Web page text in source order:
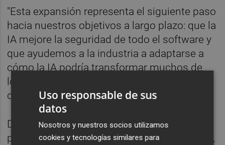
"Esta expansión representa el siguiente paso
hacia nuestros objetivos a largo plazo: que la
IA mejore la seguridad de todo el software y
que ayudemos a la industria a adaptarse a
cómo la IA podría transformar muchos de
los principios fundamentales de la
ciberseguridad", ha asegurado la empresa.
Desde el establecimiento a principios del
pasado mes de abril del proyecto Glasswing,
Uso responsable de sus
datos
Nosotros y nuestros socios utilizamos
cookies y tecnologías similares para